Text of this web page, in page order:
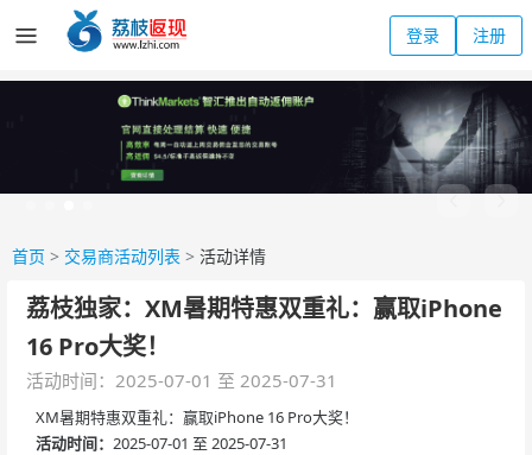
登录 注册
首页 > 交易商活动列表 > 活动详情
荔枝独家：XM暑期特惠双重礼：赢取iPhone
16 Pro大奖！
活动时间：2025-07-01 至 2025-07-31
XM暑期特惠双重礼：赢取iPhone 16 Pro大奖！
活动时间： 2025-07-01 至 2025-07-31